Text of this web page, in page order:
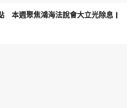
本週聚焦鴻海法說會大立光除息 |